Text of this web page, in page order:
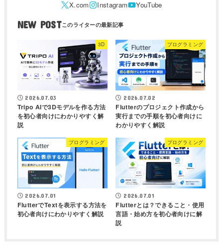
NEW POST
3D
2026.07.03
Tripo AIで3Dモデルを作る方法
を初心者向けにわかりやすく解
説
プログラミング
2026.07.02
Flutterのプロジェクト作成から
実行までの手順を初心者向けに
わかりやすく解説
プログラミング
2026.07.01
FlutterでTextを表示する方法を
初心者向けにわかりやすく解説
プログラミング
2026.07.01
Flutterとは？できること・使用
言語・始め方を初心者向けに解
説